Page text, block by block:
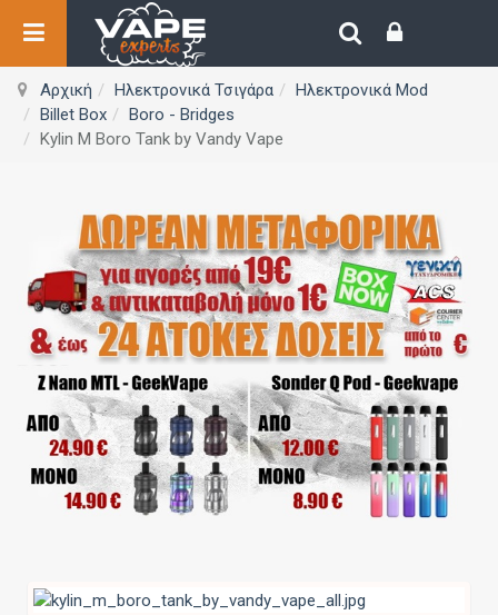
Αρχική Ηλεκτρονικά Τσιγάρα
Ηλεκτρονικά Mod
Billet Box
Boro - Bridges
Kylin M Boro Tank by Vandy Vape